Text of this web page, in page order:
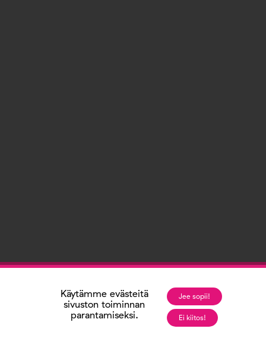
Käytämme evästeitä
sivuston toiminnan
parantamiseksi.
Jee sopii!
Ei kiitos!